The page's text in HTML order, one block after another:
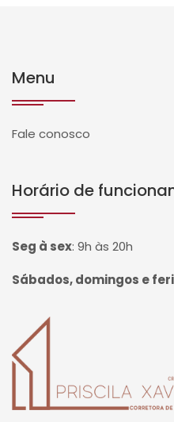
Menu
Fale conosco
Horário de
Seg à sex: 9h às 20h
Sábados, domingos e
Página inicial